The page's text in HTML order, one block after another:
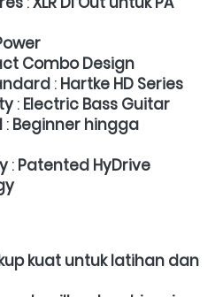
Combo Design
: Hartke HD Series
: Electric Bass Guitar
: Beginner hingga
: Patented HyDrive
kuat untuk latihan dan